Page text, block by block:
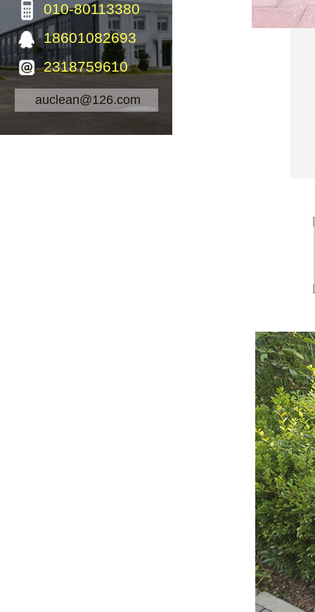
010-80113380
18601082693
2318759610
auclean@126.com